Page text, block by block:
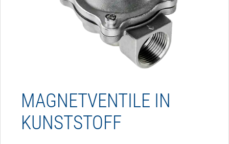
MAGNETVENTILE IN
KUNSTSTOFF